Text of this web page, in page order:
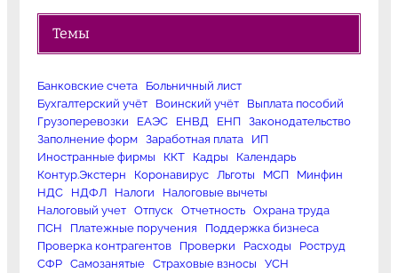
Темы
Банковские счета
Больничный лист
Бухгалтерский учёт
Воинский учёт
Выплата пособий
Грузоперевозки
ЕАЭС ЕНВД ЕНП
Законодательство
Заполнение форм
Заработная плата
ИП
Иностранные фирмы
ККТ Кадры
Календарь
Контур.Экстерн
Коронавирус Льготы МСП
Минфин
НДС
НДФЛ Налоги
Налоговые вычеты
Налоговый учет
Отпуск Отчетность
Охрана труда
ПСН
Платежные поручения
Поддержка бизнеса
Проверка контрагентов
Проверки Расходы
Роструд
СФР
Самозанятые Страховые взносы
УСН